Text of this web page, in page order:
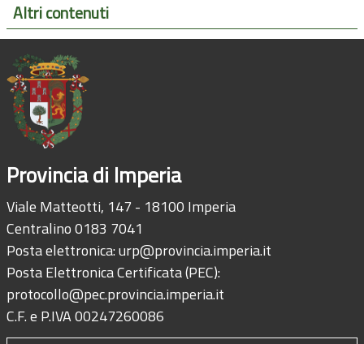
Altri contenuti
Provincia di Imperia
Viale Matteotti, 147 - 18100 Imperia
Centralino 0183 7041
Posta elettronica:urp@provincia.imperia.it
Posta Elettronica Certificata (PEC):
protocollo@pec.provincia.imperia.it
C.F. e P.IVA 00247260086